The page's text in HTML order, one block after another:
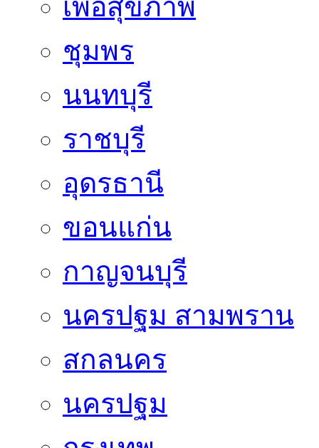
เพื่อสุขภาพ
ชุมพร
นนทบุรี
ราชบุรี
อุดรธานี
ขอนแก่น
กาญจนบุรี
นครปฐม สามพราน
สกลนคร
นครปฐม